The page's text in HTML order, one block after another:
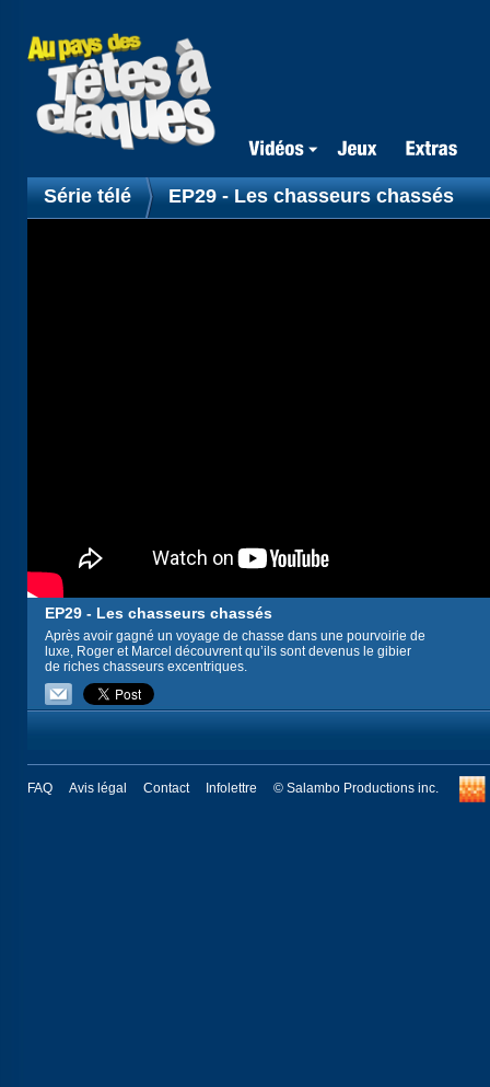
Série télé EP29 - Les chasseurs chassés
EP29 - Les chasseurs chassés
Après avoir gagné un voyage de chasse dans une pourvoirie de
luxe, Roger et Marcel découvrent qu’ils sont devenus le gibier
de riches chasseurs excentriques.
FAQ Avis légal Contact Infolettre © Salambo Productions inc.